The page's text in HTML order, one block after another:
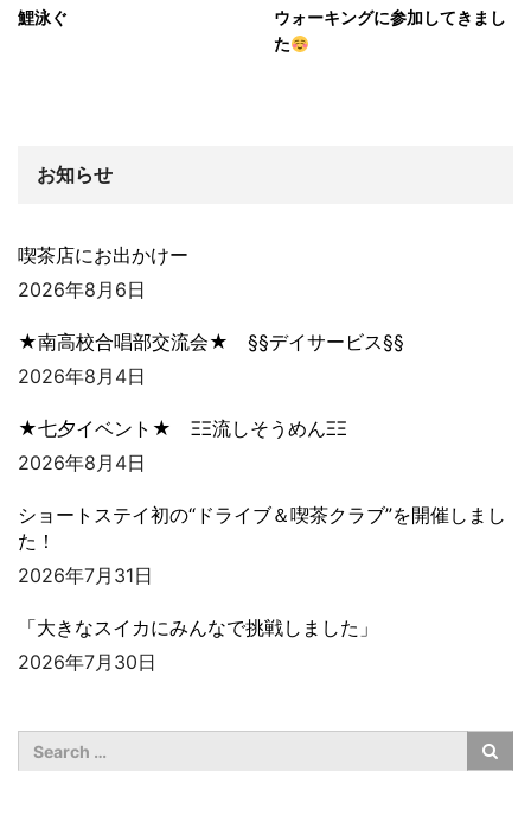
鯉泳ぐ
ウォーキングに参加してきまし
た
お知らせ
喫茶店にお出かけー
2026年8月6日
★南高校合唱部交流会★ §§デイサービス§§
2026年8月4日
★七夕イベント★ ΞΞ流しそうめんΞΞ
2026年8月4日
ショートステイ初の“ドライブ＆喫茶クラブ”を開催しまし
た！
2026年7月31日
「大きなスイカにみんなで挑戦しました」
2026年7月30日